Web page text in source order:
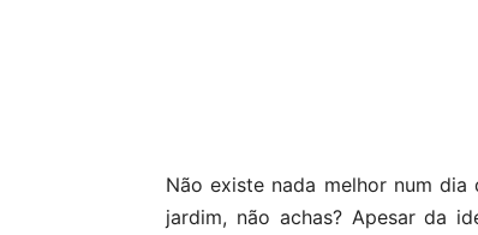
Não existe nada melhor num
jardim, não achas? Apesar da